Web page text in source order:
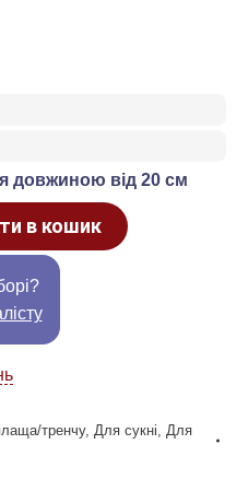
довжиною від 20 см
в кошик
тренчу, Для сукні
Для